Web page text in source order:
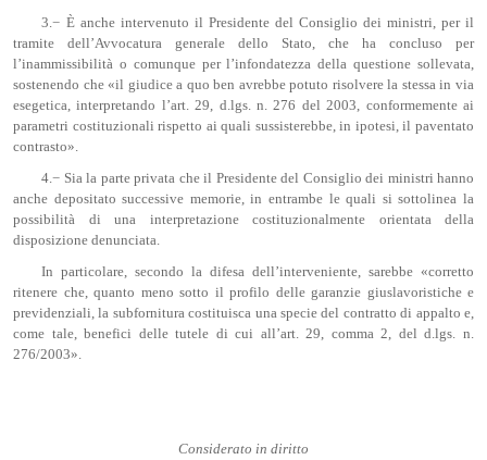
3.− È anche intervenuto il Presidente del Consiglio dei ministri, per il
tramite dell’Avvocatura generale dello Stato, che ha concluso per
l’inammissibilità o comunque per l’infondatezza della questione sollevata,
sostenendo che «il giudice a quo ben avrebbe potuto risolvere la stessa in via
esegetica, interpretando l’art. 29, d.lgs. n. 276 del 2003, conformemente ai
parametri costituzionali rispetto ai quali sussisterebbe, in ipotesi, il paventato
contrasto».
4.− Sia la parte privata che il Presidente del Consiglio dei ministri hanno
anche depositato successive memorie, in entrambe le quali si sottolinea la
possibilità di una interpretazione costituzionalmente orientata della
disposizione denunciata.
In particolare, secondo la difesa dell’interveniente, sarebbe «corretto
ritenere che, quanto meno sotto il profilo delle garanzie giuslavoristiche e
previdenziali, la subfornitura costituisca una specie del contratto di appalto e,
come tale, benefici delle tutele di cui all’art. 29, comma 2, del d.lgs. n.
276/2003».
Considerato in diritto